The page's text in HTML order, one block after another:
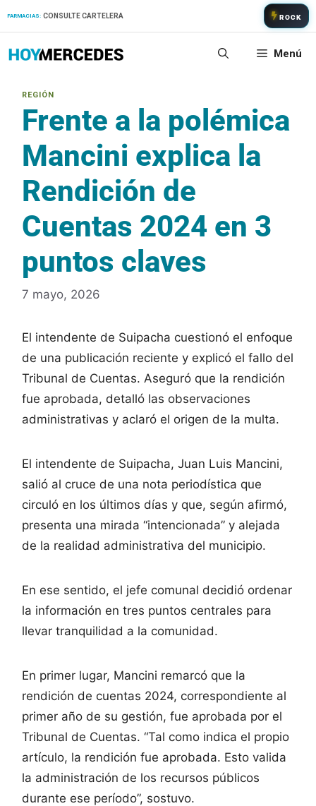
FARMACIAS: CONSULTE CARTELERA ROCK
Menú
Frente a la polémica
Mancini explica la
Rendición de
Cuentas 2024 en 3
puntos claves
7 mayo, 2026
El intendente de Suipacha cuestionó el enfoque
de una publicación reciente y explicó el fallo del
Tribunal de Cuentas. Aseguró que la rendición
fue aprobada, detalló las observaciones
administrativas y aclaró el origen de la multa.
El intendente de Suipacha, Juan Luis Mancini,
salió al cruce de una nota periodística que
circuló en los últimos días y que, según afirmó,
presenta una mirada “intencionada” y alejada
de la realidad administrativa del municipio.
En ese sentido, el jefe comunal decidió ordenar
la información en tres puntos centrales para
llevar tranquilidad a la comunidad.
En primer lugar, Mancini remarcó que la
rendición de cuentas 2024, correspondiente al
primer año de su gestión, fue aprobada por el
Tribunal de Cuentas. “Tal como indica el propio
artículo, la rendición fue aprobada. Esto valida
la administración de los recursos públicos
durante ese período”, sostuvo.